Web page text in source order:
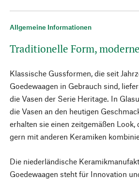
Allgemeine Informationen
Traditionelle Form,
Klassische Gussformen, die seit
Goedewaagen in Gebrauch sind,
die Vasen der Serie Heritage. In
die Vasen an den heutigen
erhalten sie einen zeitgemäßen Look,
gern mit anderen Keramiken
Die niederländische
Goedewaagen steht für Innovation